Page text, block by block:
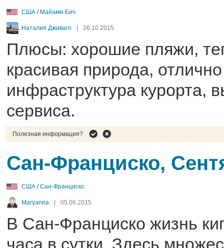
США / Майами-Бич
Наталия Дживаго 26.10.2015
Плюсы: хорошие пляжи,
красивая природа,
инфраструктура курорта,
сервиса.
Полезная информация?
Сан-Франциско,
США /Сан-Франциско
Maryanna 05.06.2015
В Сан-Франциско жизнь
часа в сутки. Здесь